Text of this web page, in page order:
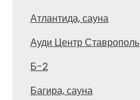
Атлантида, сауна
Ауди Центр Ставрополь
Б-2
Багира, сауна